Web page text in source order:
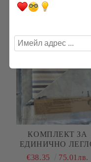
ЕДИНИЧНО ЛЕГЛО
КОМПЛЕКТ ЗА
ЕДИНИЧНО
"КОРАБИ
€38.35 75.01лв.